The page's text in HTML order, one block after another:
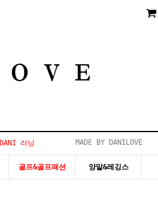
DANI 러닝 MADE BY DANILOVE
골프&골프패션 양말&레깅스